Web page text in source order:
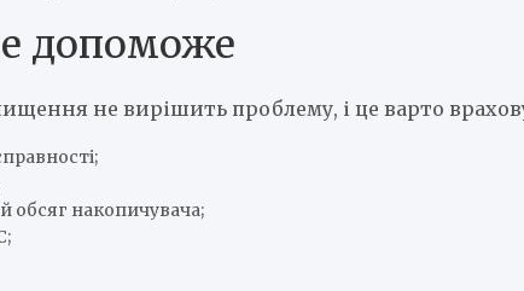
допоможе
не вирішить проблему, і це варто
обсяг накопичувача;